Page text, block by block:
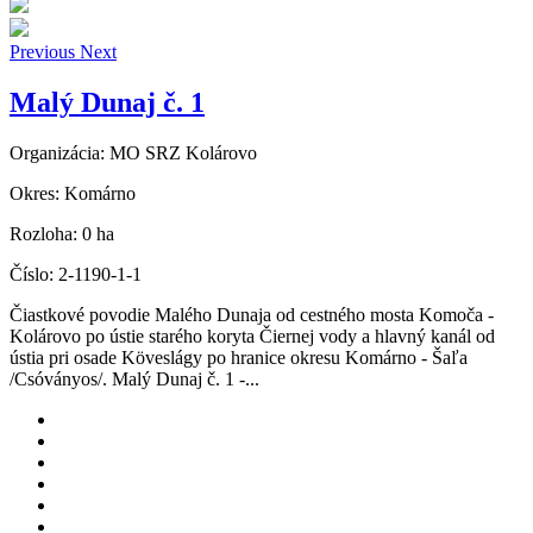
Previous Next
Malý Dunaj č. 1
Organizácia: MO SRZ Kolárovo
Okres: Komárno
Rozloha: 0 ha
Číslo: 2-1190-1-1
Čiastkové povodie Malého Dunaja od cestného mosta Komoča -
Kolárovo po ústie starého koryta Čiernej vody a hlavný kanál od
ústia pri osade Köveslágy po hranice okresu Komárno - Šaľa
/Csóványos/. Malý Dunaj č. 1 -...